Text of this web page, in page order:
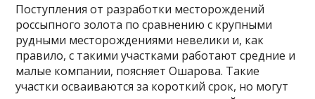
Поступления от разработки месторождений
россыпного золота по сравнению с крупными
рудными месторождениями невелики и, как
правило, с такими участками работают средние и
малые компании, поясняет Ошарова. Такие
участки осваиваются за короткий срок, но могут